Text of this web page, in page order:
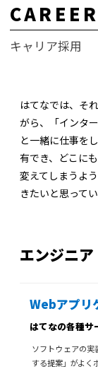
キャリア採用
はてなでは、そ
がら、「インタ
と一緒に仕事を
有でき、どこに
変えてしまうよ
きたいと思ってい
エンジニア
Webアプリ
はてなの各種サ
ソフトウェアの実
する提案」がよく